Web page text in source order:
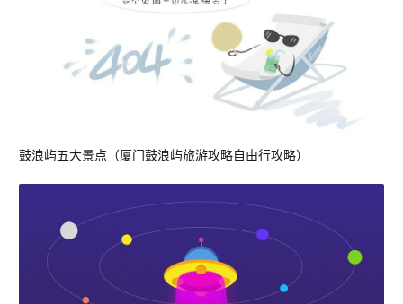
鼓浪屿五大景点（厦门鼓浪屿旅游攻略自由行攻略）